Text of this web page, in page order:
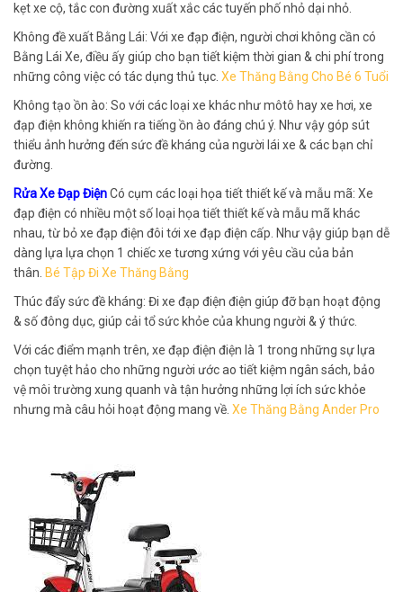
kẹt xe cộ, tắc con đường xuất xắc các tuyến phố nhỏ dại nhỏ.
Không đề xuất Bằng Lái: Với xe đạp điện, người chơi không cần có
Bằng Lái Xe, điều ấy giúp cho bạn tiết kiệm thời gian & chi phí trong
những công việc có tác dụng thủ tục. Xe Thăng Bằng Cho Bé 6 Tuổi
Không tạo ồn ào: So với các loại xe khác như môtô hay xe hơi, xe
đạp điện không khiến ra tiếng ồn ào đáng chú ý. Như vậy góp sút
thiểu ảnh hưởng đến sức đề kháng của người lái xe & các bạn chỉ
đường.
Rửa Xe Đạp ĐiệnCó cụm các loại họa tiết thiết kế và mẫu mã: Xe
đạp điện có nhiều một số loại họa tiết thiết kế và mẫu mã khác
nhau, từ bỏ xe đạp điện đôi tới xe đạp điện cấp. Như vậy giúp bạn dễ
dàng lựa lựa chọn 1 chiếc xe tương xứng với yêu cầu của bản
thân. Bé Tập Đi Xe Thăng Bằng
Thúc đẩy sức đề kháng: Đi xe đạp điện điện giúp đỡ bạn hoạt động
& số đông dục, giúp cải tổ sức khỏe của khung người & ý thức.
Với các điểm mạnh trên, xe đạp điện điện là 1 trong những sự lựa
chọn tuyệt hảo cho những người ước ao tiết kiệm ngân sách, bảo
vệ môi trường xung quanh và tận hưởng những lợi ích sức khỏe
nhưng mà câu hỏi hoạt động mang về. Xe Thăng Bằng Ander Pro